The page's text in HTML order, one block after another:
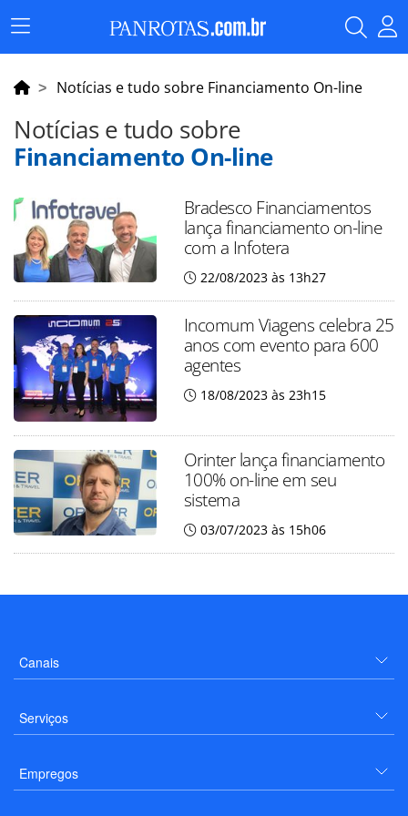
Menu
Principal
Notícias e tudo sobre Financiamento On-line
Notícias e tudo sobre
Financiamento On-line
Bradesco Financiamentos
lança financiamento on-line
com a Infotera
22/08/2023 às 13h27
Incomum Viagens celebra 25
anos com evento para 600
agentes
18/08/2023 às 23h15
Orinter lança financiamento
100% on-line em seu
sistema
03/07/2023 às 15h06
Canais
Serviços
Empregos